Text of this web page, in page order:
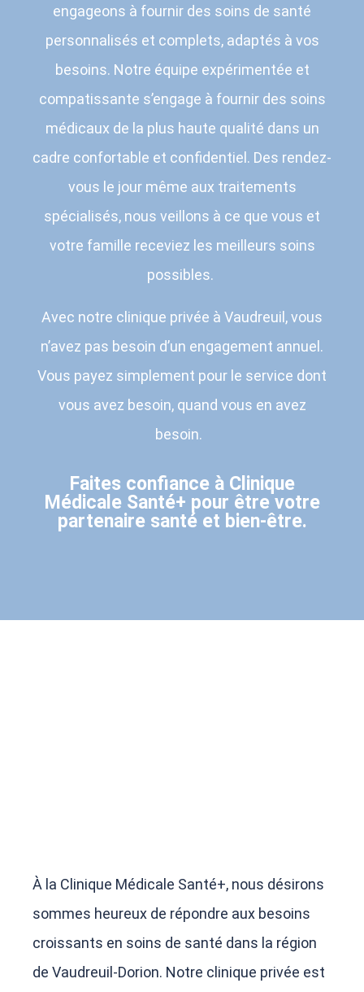
engageons à fournir des soins de santé
personnalisés et complets, adaptés à vos
besoins. Notre équipe expérimentée et
compatissante s’engage à fournir des soins
médicaux de la plus haute qualité dans un
cadre confortable et confidentiel. Des rendez-
vous le jour même aux traitements
spécialisés, nous veillons à ce que vous et
votre famille receviez les meilleurs soins
possibles.
Avec notre clinique privée à Vaudreuil, vous
n’avez pas besoin d’un engagement annuel.
Vous payez simplement pour le service dont
vous avez besoin, quand vous en avez
besoin.
Faites confiance à Clinique
Médicale Santé+ pour être votre
partenaire santé et bien-être.
À la Clinique Médicale Santé+, nous désirons
sommes heureux de répondre aux besoins
croissants en soins de santé dans la région
de Vaudreuil-Dorion. Notre clinique privée est